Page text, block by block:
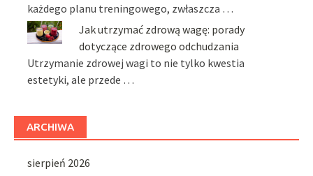
każdego planu treningowego, zwłaszcza …
Jak utrzymać zdrową wagę: porady
dotyczące zdrowego odchudzania
Utrzymanie zdrowej wagi to nie tylko kwestia
estetyki, ale przede …
ARCHIWA
sierpień 2026